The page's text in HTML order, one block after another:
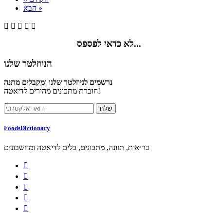
הבא »
    
לא כדאי לפספס...
הניוזלטר שלנו
נרשמים לניוזלטר שלנו ומקבלים מתנה
חוברת מתכונים מהירים לדיאטה!
FoodsDictionary
בריאות, תזונה, מתכונים, כלים לדיאטה ומחשבונים




